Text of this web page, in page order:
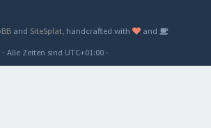
and SiteSplat , handcrafted with
and
- Alle Zeiten sind UTC+01:00-